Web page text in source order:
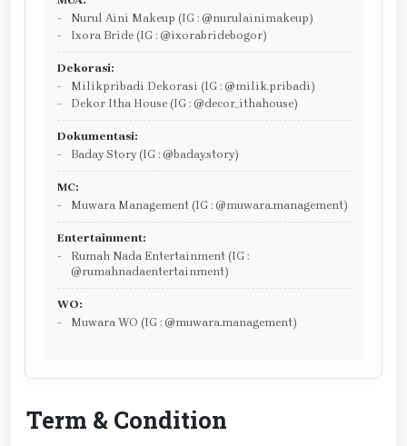
Nurul Aini Makeup (IG : @nurulainimakeup)
Ixora Bride (IG : @ixorabridebogor)
Dekorasi:
Milikpribadi Dekorasi (IG : @milik.pribadi)
Dekor Itha House (IG : @decor_ithahouse)
Dokumentasi:
Baday Story (IG : @baday.story)
MC:
Muwara Management (IG : @muwara.management)
Entertainment:
Rumah Nada Entertainment (IG :
@rumahnadaentertainment)
WO:
Muwara WO (IG : @muwara.management)
Term & Condition